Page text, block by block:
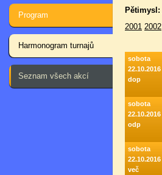
Program
Harmonogram turnajů
Seznam všech akcí
Pětimysl:
2001 2002
sobota
22.10.2016
dop
sobota
22.10.2016
odp
sobota
22.10.2016
več